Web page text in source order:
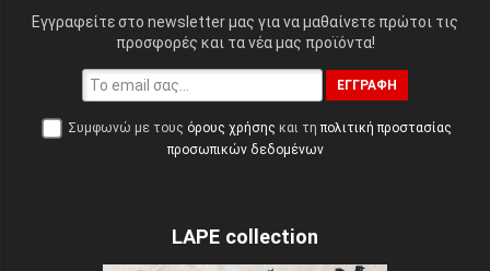
Εγγραφείτε στο newsletter μας για να μαθαίνετε πρώτοι τις
προσφορές και τα νέα μας προϊόντα!
ΕΓΓΡΑΦΉ
Συμφωνώ με τους όρους χρήσης και τη πολιτική προστασίας
προσωπικών δεδομένων
LAPE collection